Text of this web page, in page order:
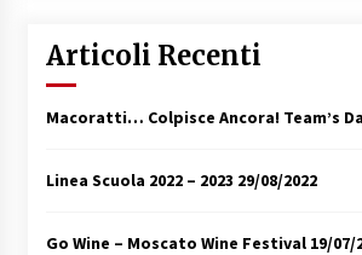
Articoli Recenti
Macoratti… Colpisce Ancora! Team’s
Linea Scuola 2022 – 2023 29/08/2022
Go Wine – Moscato Wine Festival 19/07/